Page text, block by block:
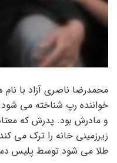
محمدرضا ناصری آزاد با نام
و مادرش بود. پدرش که
زیرزمینی خانه را ترک می
طلا می شود توسط پلیس